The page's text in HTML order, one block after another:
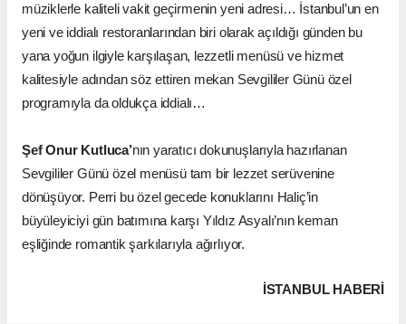
müziklerle kaliteli vakit geçirmenin yeni adresi… İstanbul’un en
yeni ve iddialı restoranlarından biri olarak açıldığı günden bu
yana yoğun ilgiyle karşılaşan, lezzetli menüsü ve hizmet
kalitesiyle adından söz ettiren mekan Sevgililer Günü özel
programıyla da oldukça iddialı…
Şef Onur Kutluca’nın yaratıcı dokunuşlarıyla hazırlanan
Sevgililer Günü özel menüsü tam bir lezzet serüvenine
dönüşüyor. Perri bu özel gecede konuklarını Haliç’in
büyüleyiciyi gün batımına karşı Yıldız Asyalı’nın keman
eşliğinde romantik şarkılarıyla ağırlıyor.
İSTANBUL HABERİ